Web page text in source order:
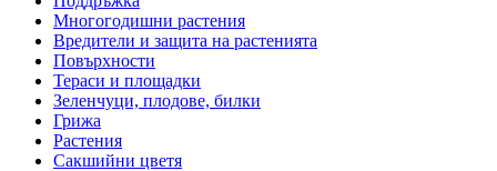
Многогодишни растения
Вредители и защита на растенията
Повърхности
Тераси и площадки
Зеленчуци, плодове, билки
Грижа
Растения
Сакшийни цветя